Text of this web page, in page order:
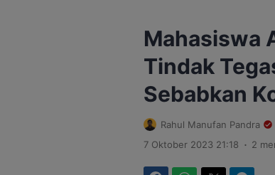
Mahasiswa
Tindak
Sebabkan
Rahul Manufan Pandra
7 Oktober 2023 21:18 . 2